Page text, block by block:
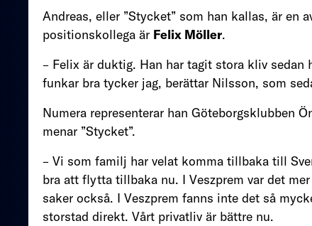
Andreas, eller ”Stycket” som han kallas, är en
positionskollega är Felix Möller.
– Felix är duktig. Han har tagit stora kliv
funkar bra tycker jag, berättar Nilsson, som
Numera representerar han Göteborgsklubben
menar ”Stycket”.
– Vi som familj har velat komma tillbaka till
bra att flytta tillbaka nu. I Veszprem var det
saker också. I Veszprem fanns inte det så
storstad direkt. Vårt privatliv är bättre nu.